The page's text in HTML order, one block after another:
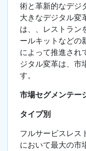
術と革新的なデジ
大きなデジタル変
は、、レストラン
ールキットなどの
によって推進され
ジタル変革は、市
す。
市場セグメンテー
タイプ別
フルサービスレス
において最大の市